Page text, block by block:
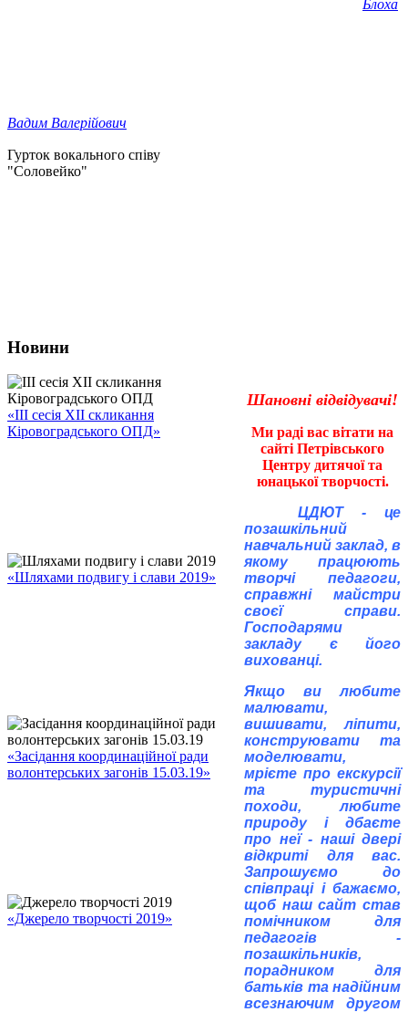
Блоха
Вадим Валерійович
Гурток вокального співу
"Соловейко"
Новини
«ІІІ сесія ХІІ скликання
Кіровоградського ОПД»
«Шляхами подвигу і слави 2019»
«Засідання координаційної ради
волонтерських загонів 15.03.19»
«Джерело творчості 2019»
Шановні відвідувачі!
Ми раді вас вітати на
сайті Петрівського
Центру дитячої та
юнацької творчості.
ЦДЮТ - це
позашкільний
навчальний заклад, в
якому працюють
творчі педагоги,
справжні майстри
своєї справи.
Господарями
закладу є його
вихованці.
Якщо ви любите
малювати,
вишивати, ліпити,
конструювати та
моделювати,
мрієте про екскурсії
та туристичні
походи, любите
природу і дбаєте
про неї - наші двері
відкриті для вас.
Запрошуємо до
співпраці і бажаємо,
щоб наш сайт став
помічником для
педагогів -
позашкільників,
порадником для
батьків та надійним
всезнаючим другом